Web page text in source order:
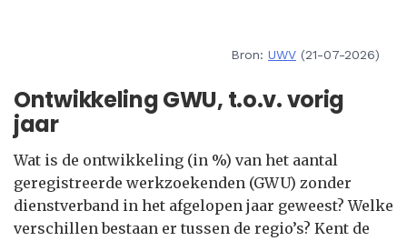
Bron: UWV (21-07-2026)
Ontwikkeling GWU, t.o.v. vorig
jaar
Wat is de ontwikkeling (in %) van het aantal
geregistreerde werkzoekenden (GWU) zonder
dienstverband in het afgelopen jaar geweest? Welke
verschillen bestaan er tussen de regio’s? Kent de